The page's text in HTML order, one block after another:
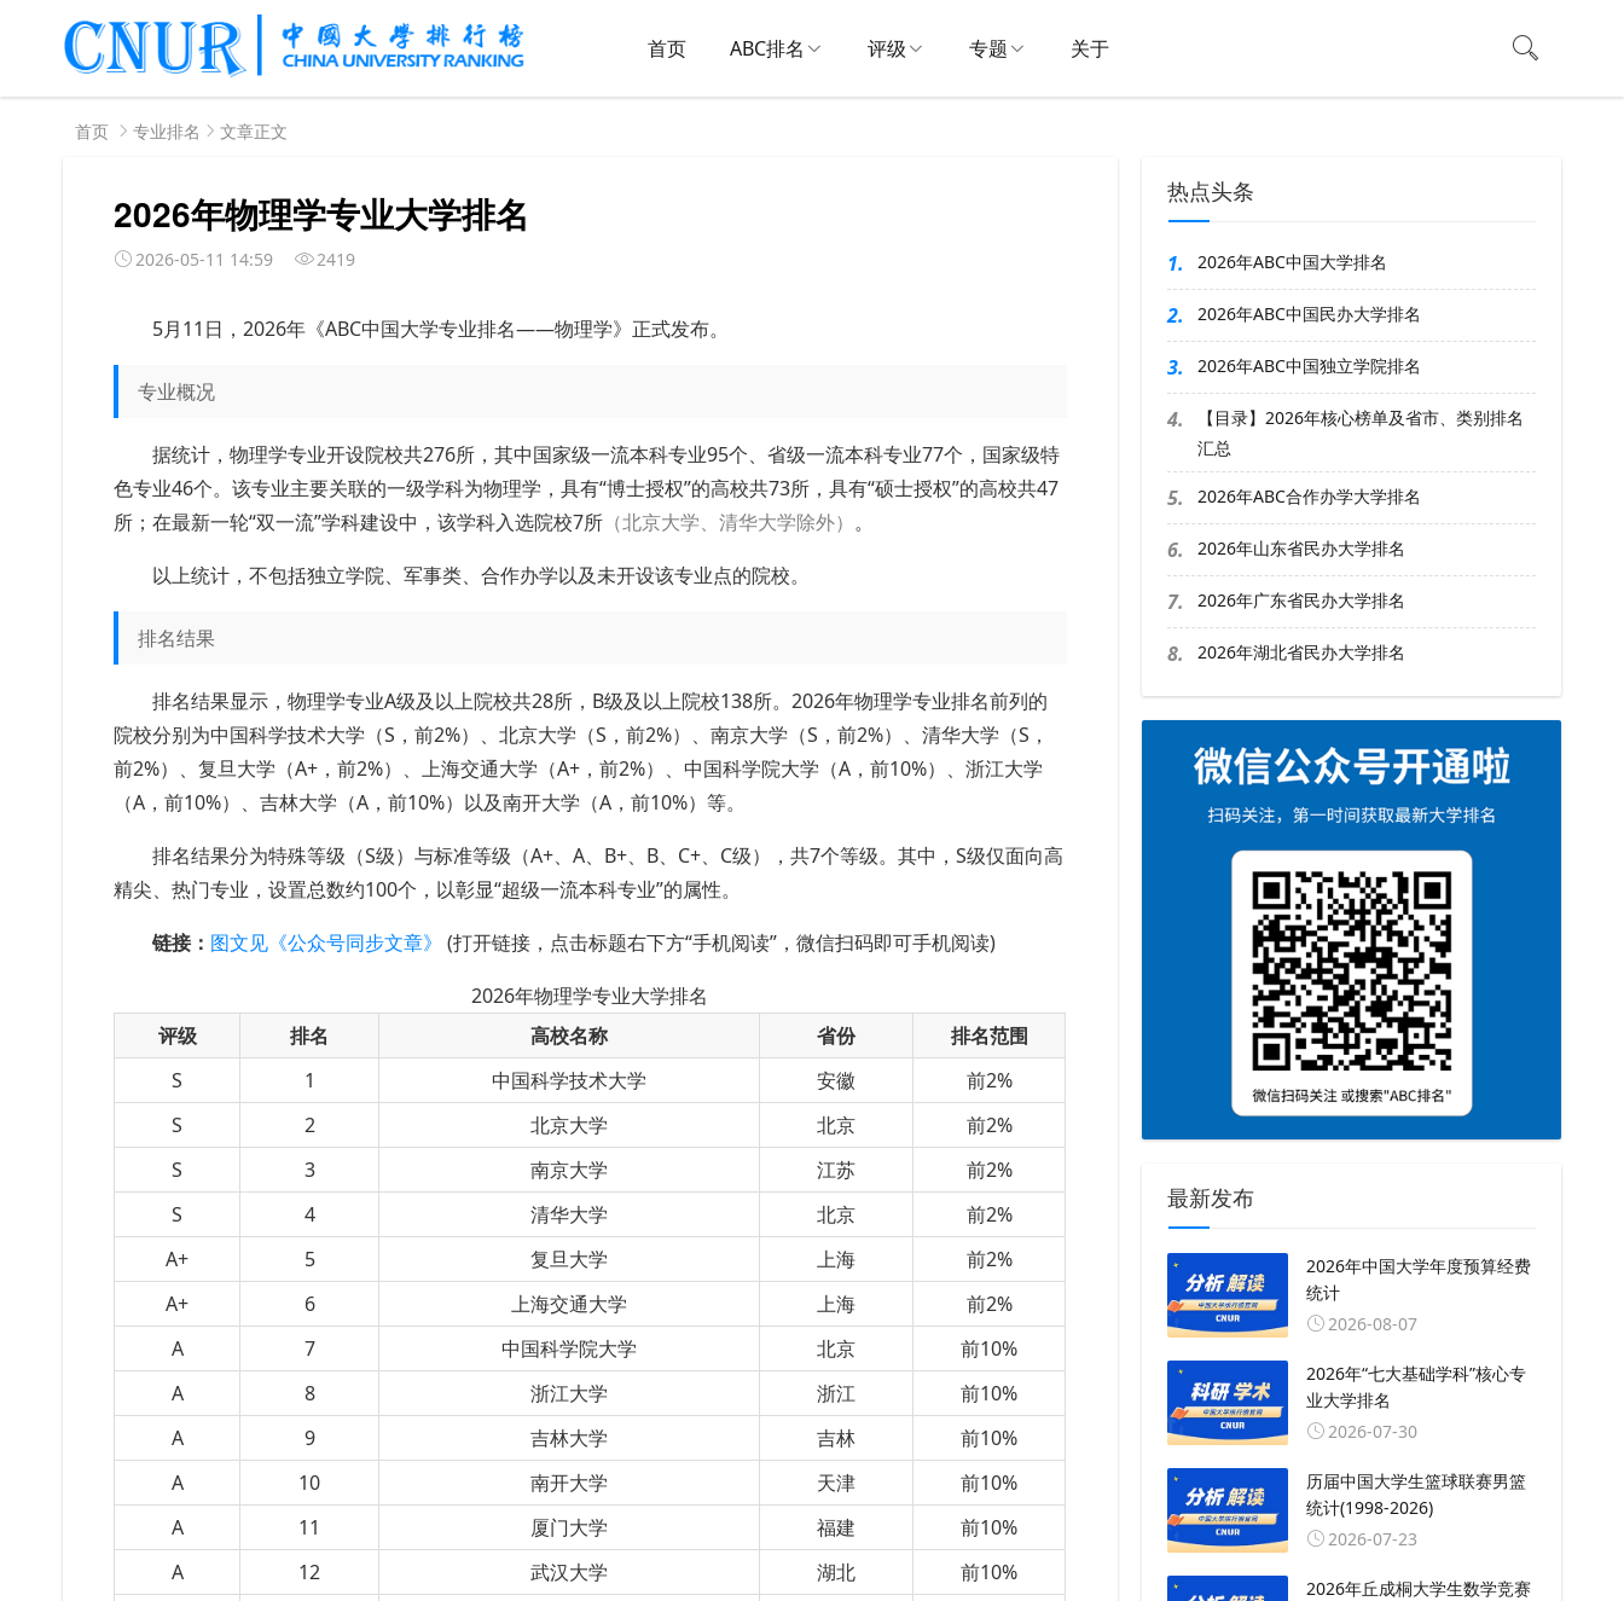
首页 ABC排名 评级 专题 关于
首页 专业排名 文章正文
2026年物理学专业大学排名
2026-05-11 14:59 2419
5月11日，2026年《ABC中国大学专业排名——物理学》正式发布。
专业概况
据统计，物理学专业开设院校共276所，其中国家级一流本科专业95个、省级一流本科专业77个，国家级特
色专业46个。该专业主要关联的一级学科为物理学，具有“博士授权”的高校共73所，具有“硕士授权”的高校共47
所；在最新一轮“双一流”学科建设中，该学科入选院校7所 （北京大学、清华大学除外） 。
以上统计，不包括独立学院、军事类、合作办学以及未开设该专业点的院校。
排名结果
排名结果显示，物理学专业A级及以上院校共28所，B级及以上院校138所。2026年物理学专业排名前列的
院校分别为中国科学技术大学（S，前2%）、北京大学（S，前2%）、南京大学（S，前2%）、清华大学（S，
前2%）、复旦大学（A+，前2%）、上海交通大学（A+，前2%）、中国科学院大学（A，前10%）、浙江大学
（A，前10%）、吉林大学（A，前10%）以及南开大学（A，前10%）等。
排名结果分为特殊等级（S级）与标准等级（A+、A、B+、B、C+、C级），共7个等级。其中，S级仅面向高
精尖、热门专业，设置总数约100个，以彰显“超级一流本科专业”的属性。
链接： 图文见《公众号同步文章》 (打开链接，点击标题右下方“手机阅读”，微信扫码即可手机阅读)
2026年物理学专业大学排名
评级
排名 高校名称 省份
排名范围
S
1 中国科学技术大学 安徽
前2%
S
2 北京大学 北京
前2%
S
3 南京大学 江苏
前2%
S
4 清华大学 北京
前2%
A+
5 复旦大学 上海
前2%
A+
6 上海交通大学 上海
前2%
A
7 中国科学院大学 北京
前10%
A
8 浙江大学 浙江
前10%
A
9 吉林大学 吉林
前10%
A
10 南开大学 天津
前10%
A
11 厦门大学 福建
前10%
A
12 武汉大学 湖北
前10%
热点头条
1. 2026年ABC中国大学排名
2. 2026年ABC中国民办大学排名
3. 2026年ABC中国独立学院排名
4.
【目录】2026年核心榜单及省市、类别排名
汇总
5. 2026年ABC合作办学大学排名
6. 2026年山东省民办大学排名
7. 2026年广东省民办大学排名
8. 2026年湖北省民办大学排名
最新发布
2026年中国大学年度预算经费
统计
2026-08-07
2026年“七大基础学科”核心专
业大学排名
2026-07-30
历届中国大学生篮球联赛男篮
统计(1998-2026)
2026-07-23
2026年丘成桐大学生数学竞赛